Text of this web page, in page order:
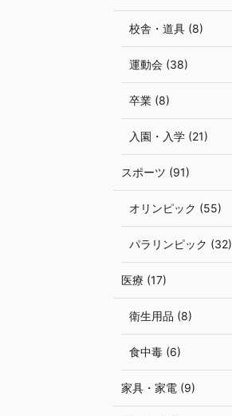
校舎・道具 (8)
運動会 (38)
卒業 (8)
入園・入学 (21)
スポーツ (91)
オリンピック (55)
パラリンピック (32)
医療 (17)
衛生用品 (8)
食中毒 (6)
家具・家電 (9)